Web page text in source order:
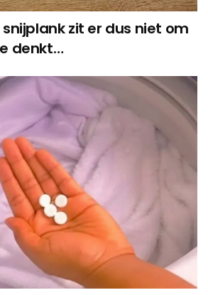
zit er dus niet om
denkt…